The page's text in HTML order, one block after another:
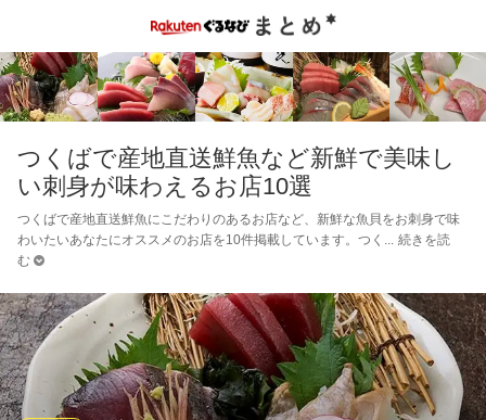
つくばで産地直送鮮魚など新鮮で美味し
い刺身が味わえるお店10選
つくばで産地直送鮮魚にこだわりのあるお店など、新鮮な魚貝をお刺身で味
わいたいあなたにオススメのお店を10件掲載しています。つく
続きを読
む